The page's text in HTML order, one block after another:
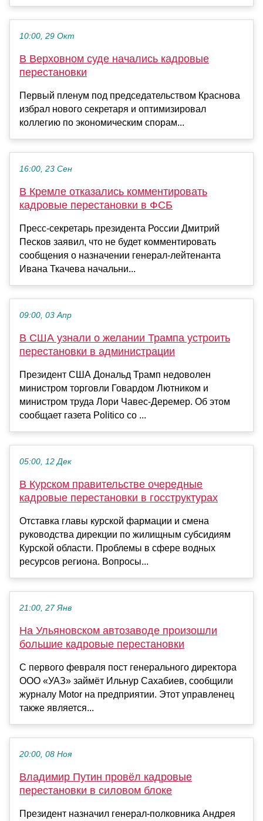
10:00, 29 Окт
В Верховном суде начались кадровые
перестановки
Первый пленум под председательством Краснова
избрал нового секретаря и оптимизировал
коллегию по экономическим спорам...
16:00, 23 Сен
В Кремле отказались комментировать
кадровые перестановки в ФСБ
Пресс-секретарь президента России Дмитрий
Песков заявил, что не будет комментировать
сообщения о назначении генерал-лейтенанта
Ивана Ткачева начальни...
09:00, 03 Апр
В США узнали о желании Трампа устроить
перестановки в администрации
Президент США Дональд Трамп недоволен
министром торговли Говардом Лютником и
министром труда Лори Чавес-Деремер. Об этом
сообщает газета Politico со ...
05:00, 12 Дек
В Курском правительстве очередные
кадровые перестановки в госструктурах
Отставка главы курской фармации и смена
руководства дирекции по жилищным субсидиям
Курской области. Проблемы в сфере водных
ресурсов региона. Вопросы...
21:00, 27 Янв
На Ульяновском автозаводе произошли
большие кадровые перестановки
С первого февраля пост генерального директора
ООО «УАЗ» займёт Ильнур Сахабиев, сообщили
журналу Motor на предприятии. Этот управленец
также является...
20:00, 08 Ноя
Владимир Путин провёл кадровые
перестановки в силовом блоке
Президент назначил генерал-полковника Андрея